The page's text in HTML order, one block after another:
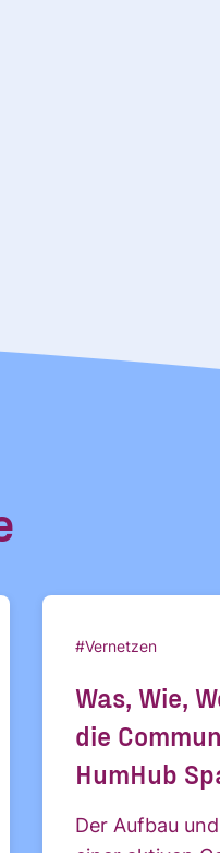
#Vernetzen
Was, Wie,
die
HumHub
Der Aufbau